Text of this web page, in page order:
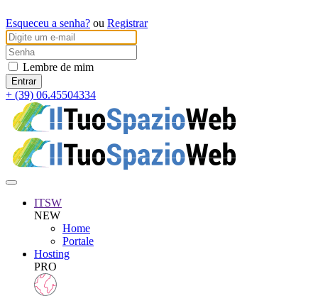
Esqueceu a senha? ou Registrar
Lembre de mim
+ (39) 06.45504334
ITSW
NEW
Home
Portale
Hosting
PRO